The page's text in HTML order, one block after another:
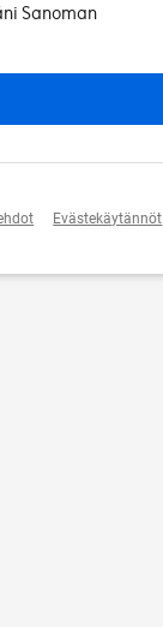
Sanoman
Evästekäytännöt